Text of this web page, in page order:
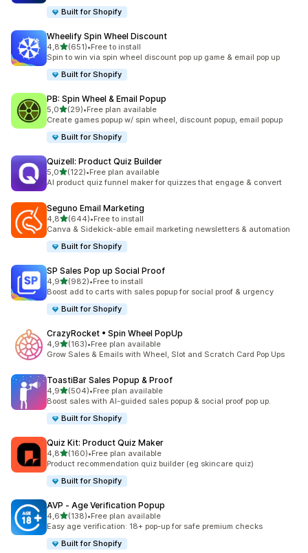
Built for Shopify
Wheelify Spin Wheel Discount
4,8z 5 hvězd
(651)
Celkový počet recenzí: 651
•Free to install
Spin to win via spin wheel discount pop up game & email pop up
Built for Shopify
PB: Spin Wheel & Email Popup
5,0z 5 hvězd
(29)
Celkový počet recenzí: 29
•Free plan available
Create games popup w/ spin wheel, discount popup, email popup
Built for Shopify
Quizell: Product Quiz Builder
5,0z 5 hvězd
(122)
Celkový počet recenzí: 122
•Free plan available
AI product quiz funnel maker for quizzes that engage & convert
Seguno Email Marketing
4,8z 5 hvězd
(644)
Celkový počet recenzí: 644
•Free to install
Canva & Sidekick-able email marketing newsletters & automation
Built for Shopify
SP Sales Pop up Social Proof
4,9z 5 hvězd
(982)
Celkový počet recenzí: 982
•Free to install
Boost add to carts with sales popup for social proof & urgency
Built for Shopify
CrazyRocket • Spin Wheel PopUp
4,9z 5 hvězd
(163)
Celkový počet recenzí: 163
•Free plan available
Grow Sales & Emails with Wheel, Slot and Scratch Card Pop Ups
ToastiBar Sales Popup & Proof
4,9z 5 hvězd
(504)
Celkový počet recenzí: 504
•Free plan available
Boost sales with AI-guided sales popup & social proof pop up.
Built for Shopify
Quiz Kit: Product Quiz Maker
4,8z 5 hvězd
(160)
Celkový počet recenzí: 160
•Free plan available
Product recommendation quiz builder (eg skincare quiz)
Built for Shopify
AVP ‑ Age Verification Popup
4,6z 5 hvězd
(138)
Celkový počet recenzí: 138
•Free plan available
Easy age verification: 18+ pop-up for safe premium checks
Built for Shopify